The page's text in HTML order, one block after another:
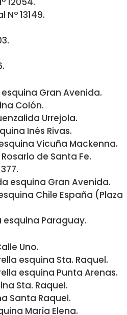
13149.
Gran Avenida.
Colón.
Urrejola.
Inés Rivas.
Vicuña Mackenna.
de Santa Fe.
esquina Gran Avenida.
Chile España (Plaza
Paraguay.
Uno.
esquina Sta. Raquel.
esquina Punta Arenas.
Sta. Raquel.
Santa Raquel.
María Elena.